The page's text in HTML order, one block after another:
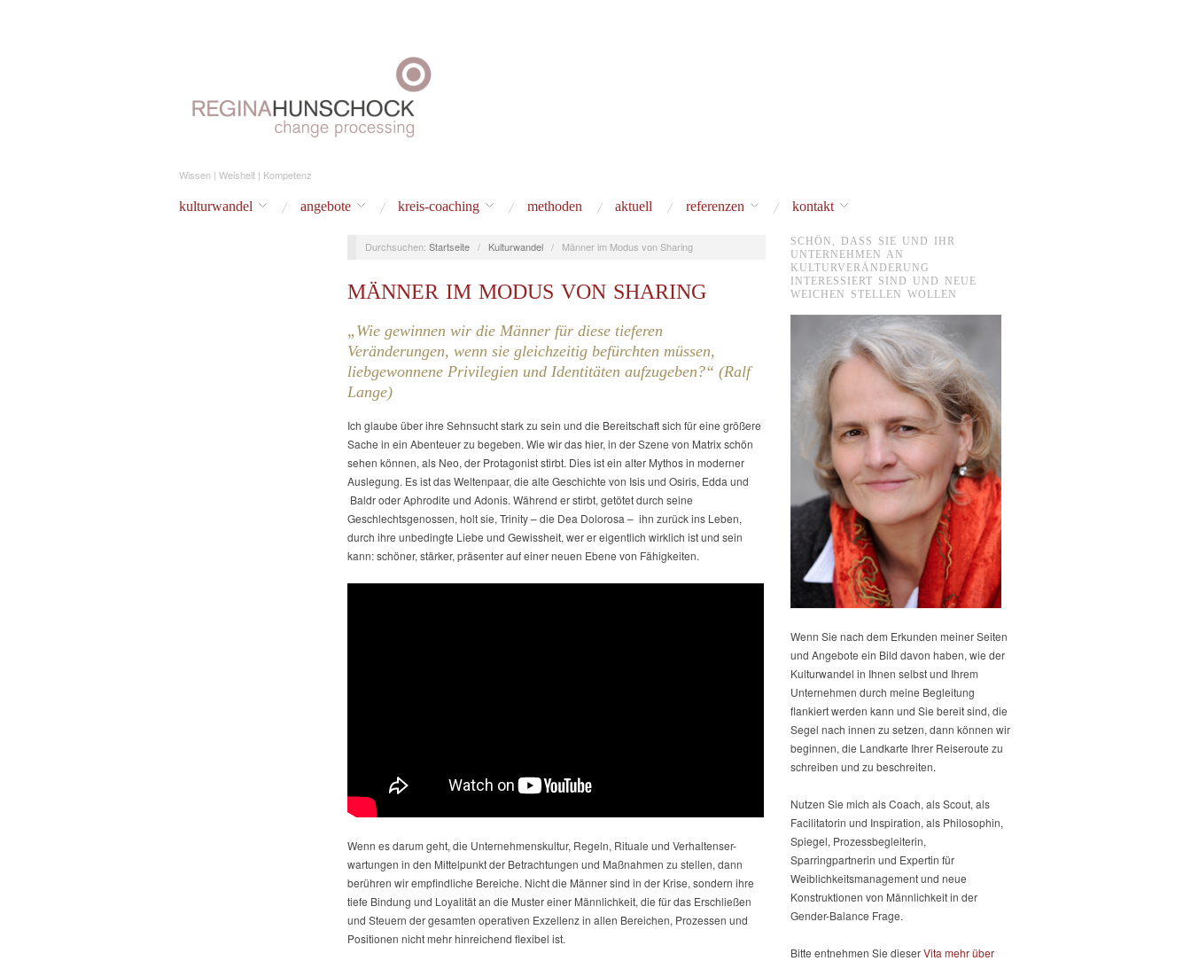
Wissen | Weisheit | Kompetenz
kulturwandel angebote kreis-coaching methoden aktuell referenzen kontakt
Durchsuchen: Startseite / Kulturwandel / Männer im Modus von Sharing
MÄNNER IM MODUS VON SHARING
„Wie gewinnen wir die Männer für diese tieferen
Veränderungen, wenn sie gleichzeitig befürchten müssen,
liebgewonnene Privilegien und Identitäten aufzugeben?“ (Ralf
Lange)
Ich glaube über ihre Sehnsucht stark zu sein und die Bereitschaft sich für eine größere
Sache in ein Abenteuer zu begeben. Wie wir das hier, in der Szene von Matrix schön
sehen können, als Neo, der Protagonist stirbt. Dies ist ein alter Mythos in moderner
Auslegung. Es ist das Weltenpaar, die alte Geschichte von Isis und Osiris, Edda und
Baldr oder Aphrodite und Adonis. Während er stirbt, getötet durch seine
Geschlechtsgenossen, holt sie, Trinity – die Dea Dolorosa – ihn zurück ins Leben,
durch ihre unbedingte Liebe und Gewissheit, wer er eigentlich wirklich ist und sein
kann: schöner, stärker, präsenter auf einer neuen Ebene von Fähigkeiten.
Wenn es darum geht, die Unternehmenskultur, Regeln, Rituale und Verhaltenser-
wartungen in den Mittelpunkt der Betrachtungen und Maßnahmen zu stellen, dann
berühren wir empfindliche Bereiche. Nicht die Männer sind in der Krise, sondern ihre
tiefe Bindung und Loyalität an die Muster einer Männlichkeit, die für das Erschließen
und Steuern der gesamten operativen Exzellenz in allen Bereichen, Prozessen und
Positionen nicht mehr hinreichend flexibel ist.
SCHÖN, DASS SIE UND IHR
UNTERNEHMEN AN
KULTURVERÄNDERUNG
INTERESSIERT SIND UND NEUE
WEICHEN STELLEN WOLLEN
Wenn Sie nach dem Erkunden meiner Seiten
und Angebote ein Bild davon haben, wie der
Kulturwandel in Ihnen selbst und Ihrem
Unternehmen durch meine Begleitung
flankiert werden kann und Sie bereit sind, die
Segel nach innen zu setzen, dann können wir
beginnen, die Landkarte Ihrer Reiseroute zu
schreiben und zu beschreiten.
Nutzen Sie mich als Coach, als Scout, als
Facilitatorin und Inspiration, als Philosophin,
Spiegel, Prozessbegleiterin,
Sparringpartnerin und Expertin für
Weiblichkeitsmanagement und neue
Konstruktionen von Männlichkeit in der
Gender-Balance Frage.
Bitte entnehmen Sie dieserVita mehr über